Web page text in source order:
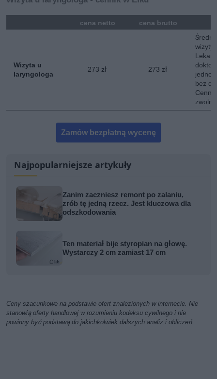
cena netto cena brutto
Wizyta u
laryngologa
273 zł 273 zł
Średni
wizyty
bez
Zamów bezpłatną wycenę
Najpopularniejsze artykuły
Zanim zaczniesz remont po zalaniu,
zrób tę jedną rzecz. Jest kluczowa dla
odszkodowania
Ten materiał bije styropian na głowę.
Wystarczy 2 cm zamiast 17 cm
Ceny szacunkowe na podstawie ofert znalezionych w internecie. Nie
stanowią oferty handlowej w rozumieniu kodeksu cywilnego i nie
powinny być podstawą do jakichkolwiek dalszych analiz i obliczeń